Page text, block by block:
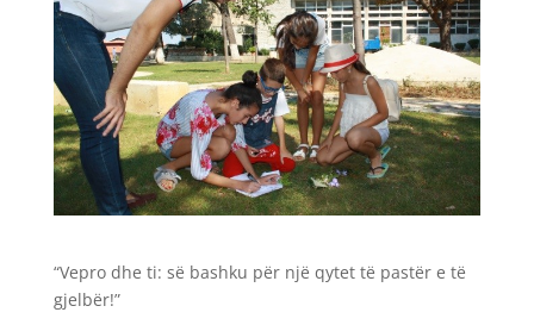
“Vepro dhe ti: së bashku për një qytet të pastër e të
gjelbër!”